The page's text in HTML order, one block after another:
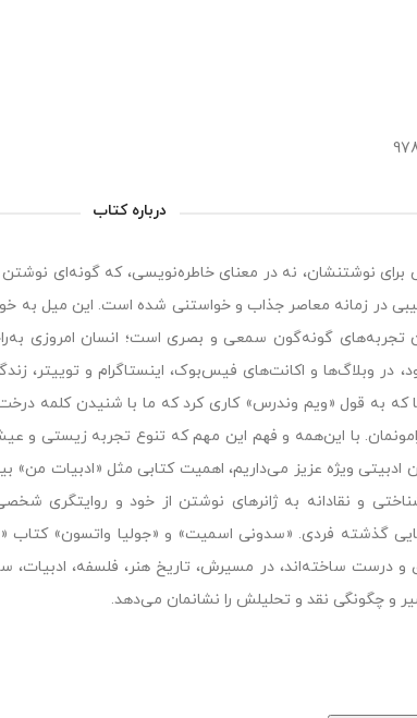
درباره کتاب
برای نوشتنشان، نه در معنای خاطره‌نویسی، که گونه‌ای
در زمانه‌ معاصر جذاب و خواستنی شده‌ است. این میل به
تجربه‌های گونه‌گون سمعی و بصری‌ است؛ انسان امروزی
وبلاگ‌ها و اکانت‌های فیس‌بوک، اینستاگرام و توییتر،
که به قول «ویم وندرس» کاری کرد که ما با شنیدن کلمه‌
با این‌همه و فهم این مهم که تنوع تجربه‌ زیستی و
ادبیتی ویژه عزیز می‌داریم، اهمیت کتابی مثل «ادبیات من»
و نقادانه به ژانرهای نوشتن از خود و روایتگری
گذشته‌ فردی. «سدونی اسمیت» و «جولیا واتسون» کتاب
و درست ساخته‌اند، در مسیرش، تاریخ هنر، فلسفه، ادبیات،
و چگونگی نقد و تحلیلش را نشانمان می‌دهد.